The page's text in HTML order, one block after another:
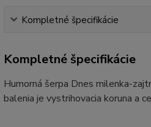
Kompletné špecifikácie
Kompletné špecifikácie
Humorná šerpa Dnes milenka-
balenia je vystrihovacia koruna a